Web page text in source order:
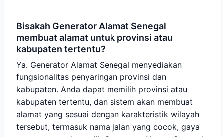
Bisakah Generator Alamat Senegal
membuat alamat untuk provinsi atau
kabupaten tertentu?
Ya. Generator Alamat Senegal menyediakan
fungsionalitas penyaringan provinsi dan
kabupaten. Anda dapat memilih provinsi atau
kabupaten tertentu, dan sistem akan membuat
alamat yang sesuai dengan karakteristik wilayah
tersebut, termasuk nama jalan yang cocok, gaya